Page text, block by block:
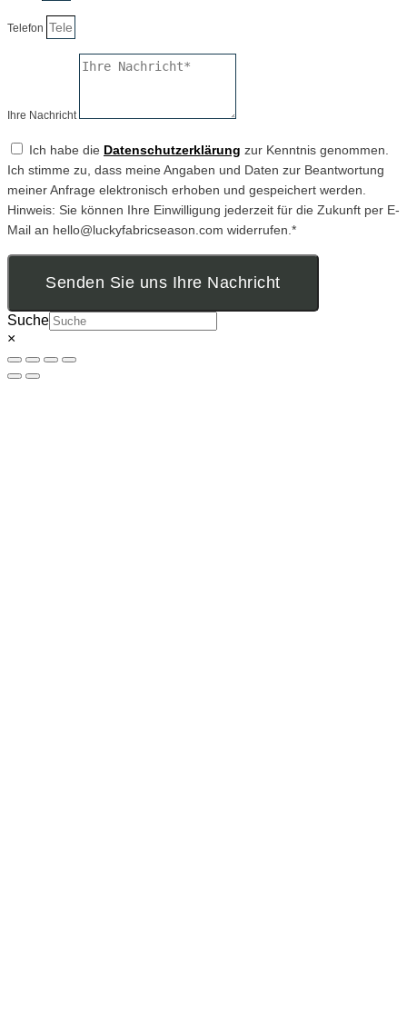
Telefon
Ihre Nachricht
Ich habe die Datenschutzerklärung zur Kenntnis genommen.
Ich stimme zu, dass meine Angaben und Daten zur Beantwortung
meiner Anfrage elektronisch erhoben und gespeichert werden.
Hinweis: Sie können Ihre Einwilligung jederzeit für die Zukunft per E-
Mail an hello@luckyfabricseason.com widerrufen.*
Senden Sie uns Ihre Nachricht
Suche
×